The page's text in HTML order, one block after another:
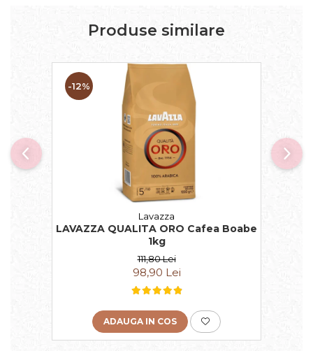
Produse similare
-12%
Lavazza
LAVAZZA QUALITA ORO Cafea Boabe
1kg
111,80 Lei
98,90 Lei
ADAUGA IN COS